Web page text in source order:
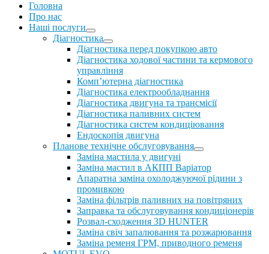
Головна
Про нас
Наші послуги
Діагностика
Діагностика перед покупкою авто
Діагностика ходової частини та кермового
управління
Комп’ютерна діагностика
Діагностика електрообладнання
Діагностика двигуна та трансмісії
Діагностика паливних систем
Діагностика систем кондиціювання
Ендоскопія двигуна
Планове технічне обслуговування
Заміна мастила у двигуні
Заміна мастил в АКПП Варіатор
Апаратна заміна охолоджуючої рідини з
промивкою
Заміна фільтрів паливних на повітряних
Заправка та обслуговування кондиціонерів
Розвал-сходження 3D HUNTER
Заміна свіч запалювання та розжарювання
Заміна ременя ГРМ, приводного ременя